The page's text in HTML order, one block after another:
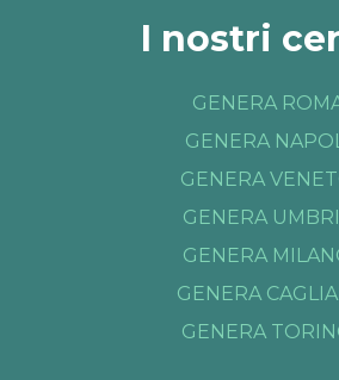
I nostri
GENERA
GENERA
GENERA
GENERA
GENERA
GENERA
GENERA